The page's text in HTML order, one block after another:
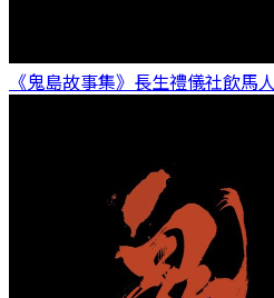
《鬼島故事集》長生禮儀社飲馬人